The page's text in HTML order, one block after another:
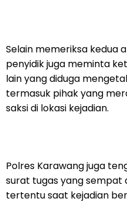
Selain memeriksa kedua
penyidik juga meminta
lain yang diduga
termasuk pihak yang
saksi di lokasi kejadian.
Polres Karawang juga
surat tugas yang sempat
tertentu saat kejadian